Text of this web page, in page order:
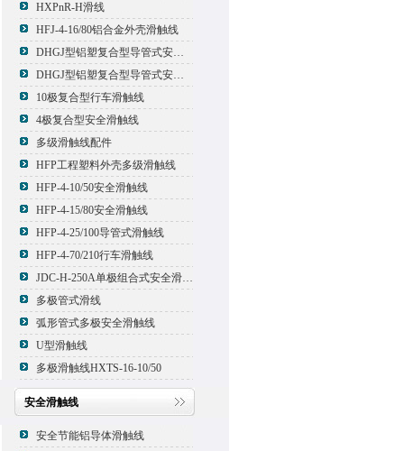
HXPnR-H滑线
HFJ-4-16/80铝合金外壳滑触线
DHGJ型铝塑复合型导管式安全滑触线
DHGJ型铝塑复合型导管式安全滑触线
10极复合型行车滑触线
4极复合型安全滑触线
多级滑触线配件
HFP工程塑料外壳多级滑触线
HFP-4-10/50安全滑触线
HFP-4-15/80安全滑触线
HFP-4-25/100导管式滑触线
HFP-4-70/210行车滑触线
JDC-H-250A单极组合式安全滑触线
多极管式滑线
弧形管式多极安全滑触线
U型滑触线
多极滑触线HXTS-16-10/50
安全滑触线
安全节能铝导体滑触线